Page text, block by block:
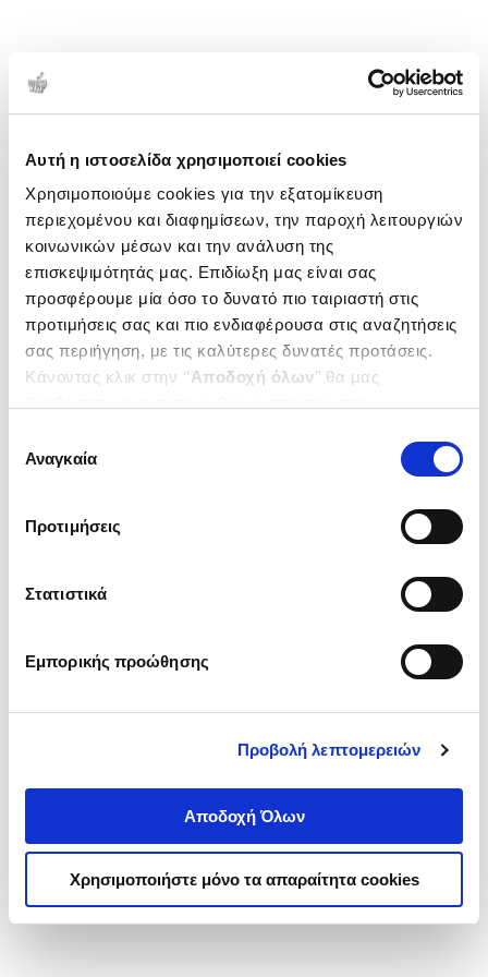
Αυτή η ιστοσελίδα χρησιμοποιεί cookies
Χρησιμοποιούμε cookies για την εξατομίκευση
περιεχομένου και διαφημίσεων, την παροχή λειτουργιών
κοινωνικών μέσων και την ανάλυση της
επισκεψιμότητάς μας. Επιδίωξη μας είναι σας
προσφέρουμε μία όσο το δυνατό πιο ταιριαστή στις
προτιμήσεις σας και πιο ενδιαφέρουσα στις αναζητήσεις
σας περιήγηση, με τις καλύτερες δυνατές προτάσεις.
Κάνοντας κλικ στην ‘’Αποδοχή όλων’’ θα μας
ενδιαφέρουν και να επιλέξετε από τα παρακάτω με την
΄΄και να ενημερωθείτε σχετικά με
συγκατάθεσης
Αναγκαία
Προτιμήσεις
Στατιστικά
Εμπορικής προώθησης
Προβολή λεπτομερειών
Αποδοχή Όλων
Χρησιμοποιήστε μόνο τα απαραίτητα cookies